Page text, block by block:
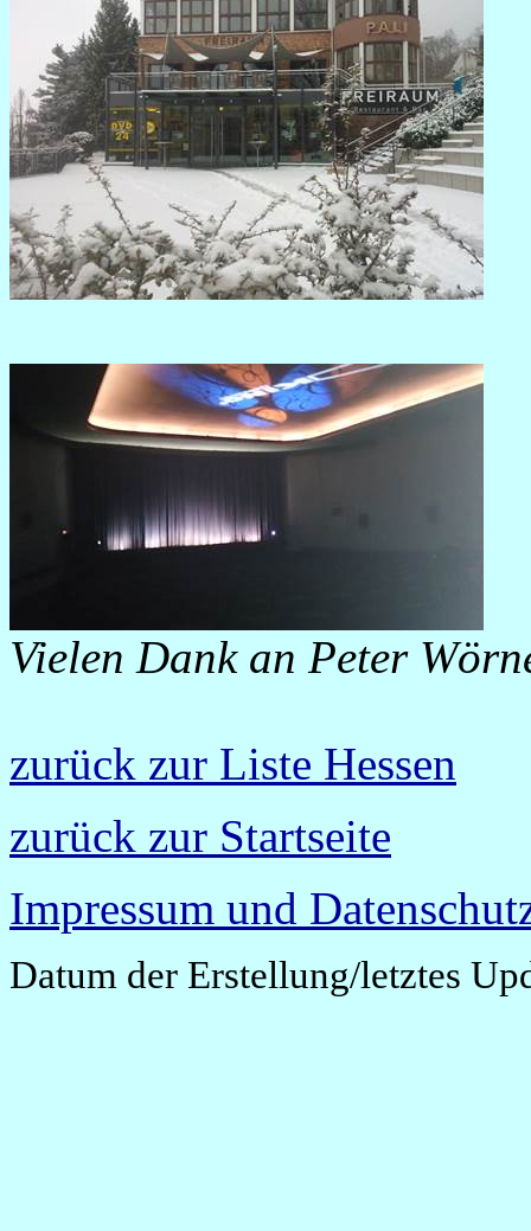
Vielen Dank an Peter
zurück zur Liste Hessen
zurück zur Startseite
Impressum und
Datum der Erstellung/letztes